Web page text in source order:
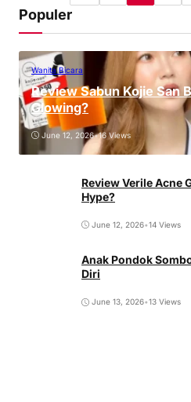
Populer
Wanita Bicara
Review Sabun Kojie San
Glowing?
June 12, 2026•16 Views
Review Verile Acne
Hype?
June 12, 2026•14 Views
Anak Pondok
Diri
June 13, 2026•13 Views